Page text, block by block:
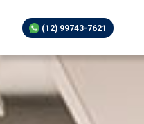
(12) 99743-7621